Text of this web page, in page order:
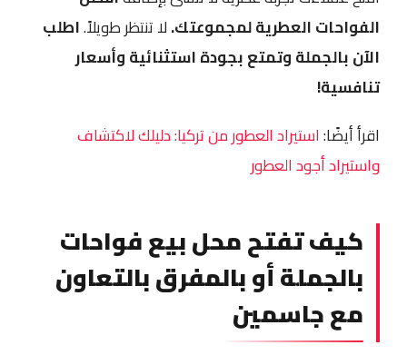
الفواحات العطرية لمجموعتك.لا تنتظر طويلاً.اطلب
الآن بالجملة وتمتع بجودة استثنائية وأسعار
تنافسية!
اقرأ أيضًا:استيراد العطور من تركيا: دليلك لاكتشاف
واستيراد أجود العطور
كيف تفتح محل بيع فواحات
بالجملة أو بالمفرق بالتعاون
مع جاسمين